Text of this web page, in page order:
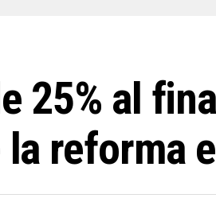
25% al
reforma